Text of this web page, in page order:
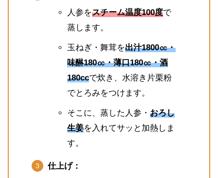
人参をスチーム温度100度で
蒸します。
玉ねぎ・舞茸を出汁1800㏄・
味醂180㏄・薄口180㏄・酒
180ccで炊き、水溶き片栗粉
でとろみをつけます。
そこに、蒸した人参・ おろし
生姜を入れてサッと加熱しま
す。
仕上げ：